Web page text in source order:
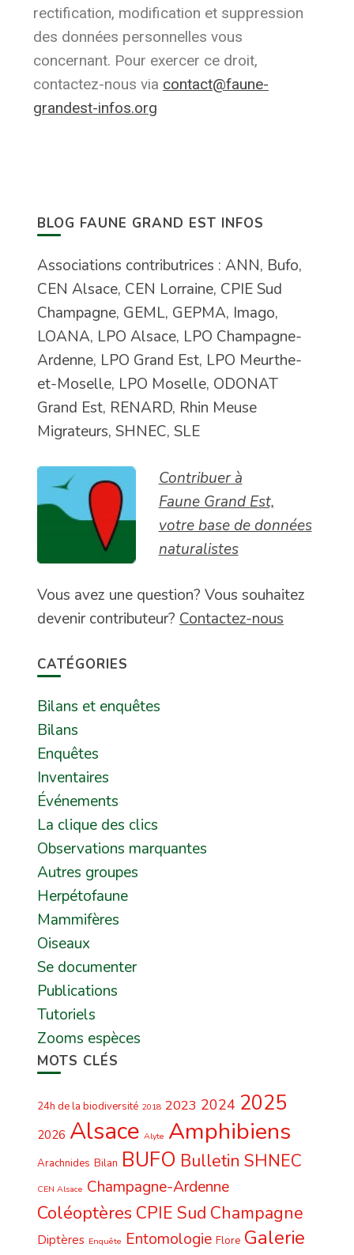
rectification, modification et suppression
des données personnelles vous
concernant. Pour exercer ce droit,
contactez-nous via contact@faune-
grandest-infos.org
BLOG FAUNE GRAND EST INFOS
Associations contributrices : ANN, Bufo,
CEN Alsace, CEN Lorraine, CPIE Sud
Champagne, GEML, GEPMA, Imago,
LOANA, LPO Alsace, LPO Champagne-
Ardenne, LPO Grand Est, LPO Meurthe-
et-Moselle, LPO Moselle, ODONAT
Grand Est, RENARD, Rhin Meuse
Migrateurs, SHNEC, SLE
Contribuer à
Faune Grand Est,
votre base de données
naturalistes
Vous avez une question? Vous souhaitez
devenir contributeur? Contactez-nous
CATÉGORIES
Bilans et enquêtes
Bilans
Enquêtes
Inventaires
Événements
La clique des clics
Observations marquantes
Autres groupes
Herpétofaune
Mammifères
Oiseaux
Se documenter
Publications
Tutoriels
Zooms espèces
MOTS CLÉS
24h de la biodiversité 2018 2023 2024 2025
2026 Alsace Alyte Amphibiens
Arachnides Bilan BUFO Bulletin SHNEC
CEN Alsace Champagne-Ardenne
Coléoptères CPIE Sud Champagne
Diptères Enquête Entomologie Flore Galerie